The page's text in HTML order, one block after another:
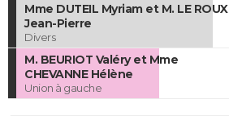
Mme DUTEIL Myriam et M. LE ROUX
Jean-Pierre
Divers
M. BEURIOT Valéry et Mme
CHEVANNE Hélène
Union à gauche